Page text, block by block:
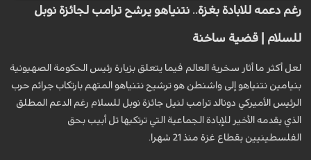
رغم دعمه للابادة بغزة.. نتنياهو يرشح ترامب لجائزة نوبل
للسلام | قضية ساخنة
لعل أكثر ما أثار سخرية العالم فيما يتعلق بزيارة رئيس الحكومة الصهيونية
بنيامين نتنياهو إلى واشنطن هو ترشيح نتنياهو المتهم بارتكاب جرائم حرب
الرئيس الأميركي دونالد ترامب لنيل جائزة نوبل للسلام رغم الدعم المطلق
الذي يقدمه الأخير للإبادة الجماعية التي ترتكبها تل أبيب بحق
الفلسطينيين بقطاع غزة منذ 21 شهرا.